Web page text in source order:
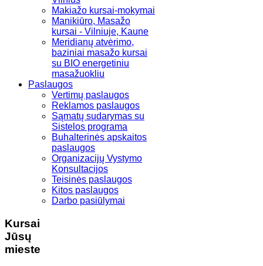
Makiažo kursai-mokymai
Manikiūro, Masažo
kursai - Vilniuje, Kaune
Meridianų atvėrimo,
baziniai masažo kursai
su BIO energetiniu
masažuokliu
Paslaugos
Vertimų paslaugos
Reklamos paslaugos
Sąmatų sudarymas su
Sistelos programa
Buhalterinės apskaitos
paslaugos
Organizacijų Vystymo
Konsultacijos
Teisinės paslaugos
Kitos paslaugos
Darbo pasiūlymai
Kursai
Jūsų
mieste